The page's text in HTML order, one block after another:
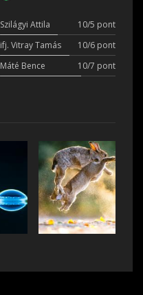
Szilágyi Attila
10/5 pont
ifj. Vitray Tamás
10/6 pont
Máté Bence
10/7 pont